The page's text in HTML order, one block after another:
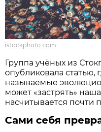
istockphoto.com
Группа учёных из
опубликовала статью,
называемые
может «застрять»
насчитывается почти
Сами себя